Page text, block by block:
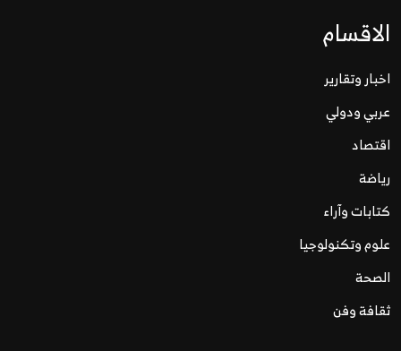
الاقسام
اخبار وتقارير
عربي ودولي
اقتصاد
رياضة
كتابات وآراء
علوم وتكنولوجيا
الصحة
ثقافة وفن